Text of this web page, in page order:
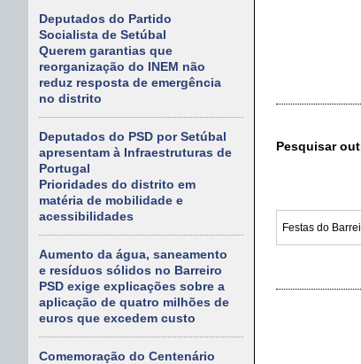
Deputados do Partido
Socialista de Setúbal
Querem garantias que
reorganização do INEM não
reduz resposta de emergência
no distrito
Deputados do PSD por Setúbal
apresentam à Infraestruturas de
Portugal
Prioridades do distrito em
matéria de mobilidade e
acessibilidades
Aumento da água, saneamento
e resíduos sólidos no Barreiro
PSD exige explicações sobre a
aplicação de quatro milhões de
euros que excedem custo
Comemoração do Centenário
Pesquisar